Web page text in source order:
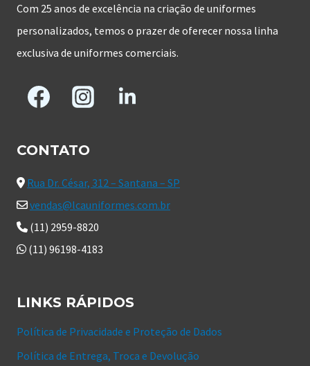
Com 25 anos de excelência na criação de uniformes
personalizados, temos o prazer de oferecer nossa linha
exclusiva de uniformes comerciais.
CONTATO
Rua Dr. César, 312 – Santana – SP
vendas@lcauniformes.com.br
(11) 2959-8820
(11) 96198-4183
LINKS RÁPIDOS
Política de Privacidade e Proteção de Dados
Política de Entrega, Troca e Devolução